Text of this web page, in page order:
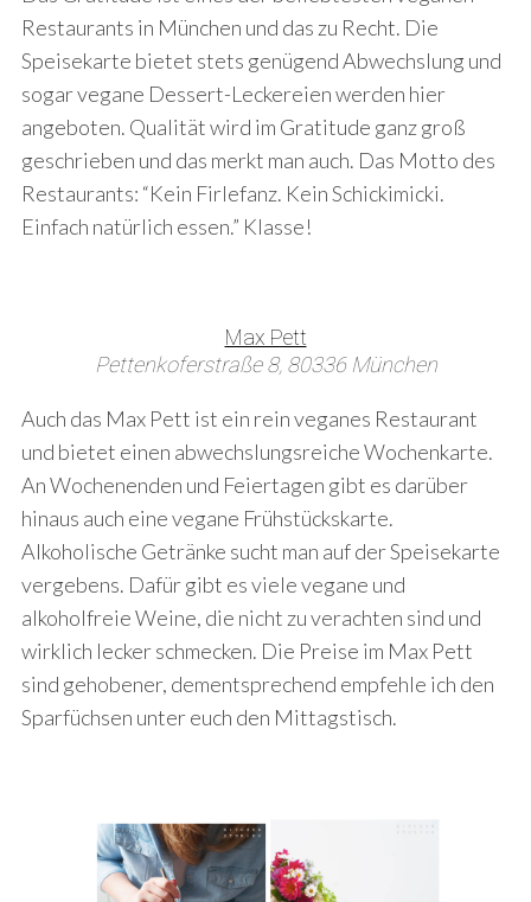
Restaurants in München und das zu Recht. Die
Speisekarte bietet stets genügend Abwechslung und
sogar vegane Dessert-Leckereien werden hier
angeboten. Qualität wird im Gratitude ganz groß
geschrieben und das merkt man auch. Das Motto des
Restaurants: “Kein Firlefanz. Kein Schickimicki.
Einfach natürlich essen.” Klasse!
Max Pett
Pettenkoferstraße 8, 80336 München
Auch das Max Pett ist ein rein veganes Restaurant
und bietet einen abwechslungsreiche Wochenkarte.
An Wochenenden und Feiertagen gibt es darüber
hinaus auch eine vegane Frühstückskarte.
Alkoholische Getränke sucht man auf der Speisekarte
vergebens. Dafür gibt es viele vegane und
alkoholfreie Weine, die nicht zu verachten sind und
wirklich lecker schmecken. Die Preise im Max Pett
sind gehobener, dementsprechend empfehle ich den
Sparfüchsen unter euch den Mittagstisch.
o
: